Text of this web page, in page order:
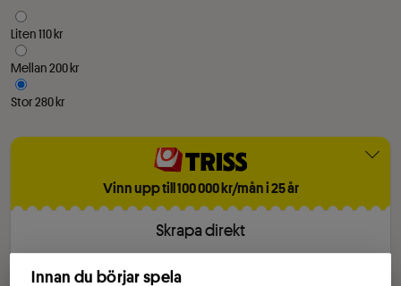
Liten 110 kr
Mellan 200 kr
Stor 280 kr
Vinn upp till 100 000 kr/mån i 25 år
Skrapa direkt
1Triss
Innan du börjar spela